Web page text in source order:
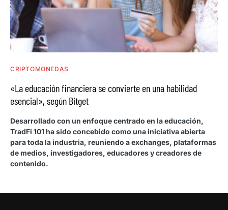
CRIPTOMONEDAS
«La educación financiera se convierte en una habilidad
esencial», según Bitget
Desarrollado con un enfoque centrado en la educación,
TradFi 101 ha sido concebido como una iniciativa abierta
para toda la industria, reuniendo a exchanges, plataformas
de medios, investigadores, educadores y creadores de
contenido.